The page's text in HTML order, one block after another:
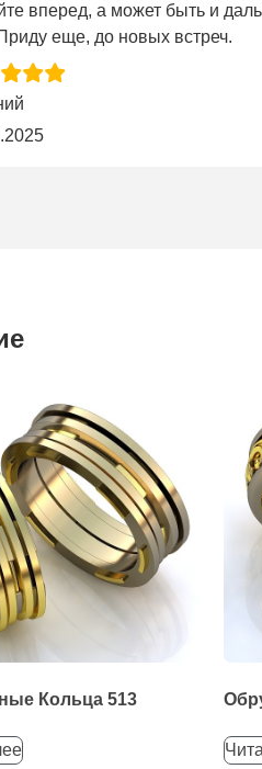
вперед, а может быть и
еще, до новых встреч.
Кольца 513